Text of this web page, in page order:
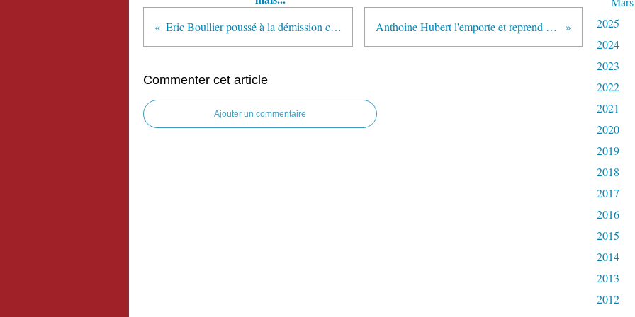
Eric Boullier poussé à la démission chez McLaren Anthoine Hubert l'emporte et reprend la tête du GP3
Commenter cet article
Ajouter un commentaire
2025
2024
2023
2022
2021
2020
2019
2018
2017
2016
2015
2014
2013
2012